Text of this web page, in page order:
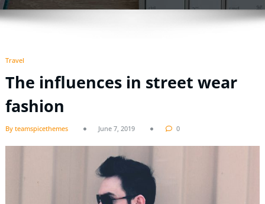
Travel
The influences in street wear
fashion
By teamspicethemes June 7, 2019 0